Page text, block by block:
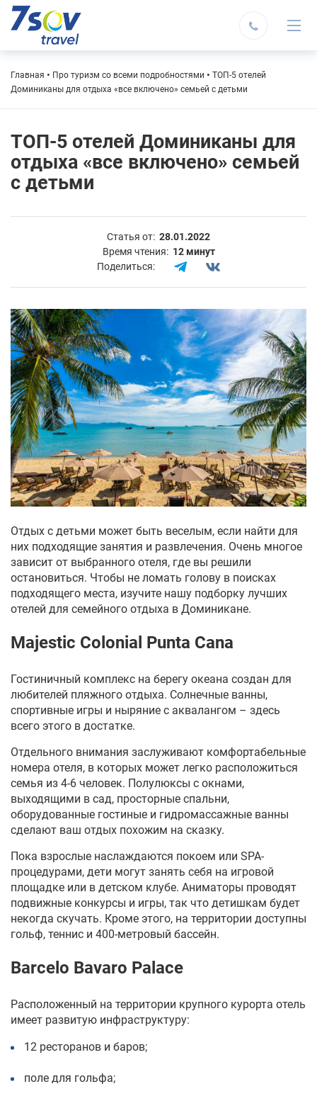
Строка
Главная Про туризм со всеми подробностями
ТОП-5 отелей
Доминиканы для отдыха «все включено» семьей с детьми
ТОП-5 отелей Доминиканы для
отдыха «все включено» семьей
с детьми
Статья от: 28.01.2022
Время чтения: 12 минут
Поделиться:
Отдых с детьми может быть веселым, если найти для
них подходящие занятия и развлечения. Очень многое
зависит от выбранного отеля, где вы решили
остановиться. Чтобы не ломать голову в поисках
подходящего места, изучите нашу подборку лучших
отелей для семейного отдыха в Доминикане.
Majestic Colonial Punta Cana
Гостиничный комплекс на берегу океана создан для
любителей пляжного отдыха. Солнечные ванны,
спортивные игры и ныряние с аквалангом – здесь
всего этого в достатке.
Отдельного внимания заслуживают комфортабельные
номера отеля, в которых может легко расположиться
семья из 4-6 человек. Полулюксы с окнами,
выходящими в сад, просторные спальни,
оборудованные гостиные и гидромассажные ванны
сделают ваш отдых похожим на сказку.
Пока взрослые наслаждаются покоем или SPA-
процедурами, дети могут занять себя на игровой
площадке или в детском клубе. Аниматоры проводят
подвижные конкурсы и игры, так что детишкам будет
некогда скучать. Кроме этого, на территории доступны
гольф, теннис и 400-метровый бассейн.
Barcelo Bavaro Palace
Расположенный на территории крупного курорта отель
имеет развитую инфраструктуру:
12 ресторанов и баров;
поле для гольфа;